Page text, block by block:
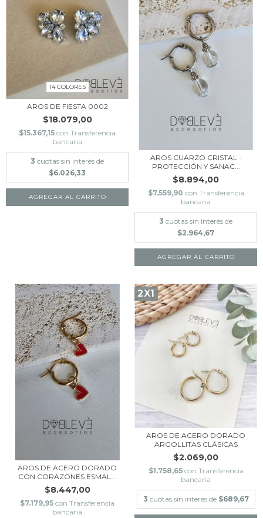
14 COLORES
AROS DE FIESTA 0002
$18.079,00
$15.367,15 con Transferencia
bancaria
3 cuotas sin interés de
$6.026,33
AGREGAR AL CARRITO
AROS CUARZO CRISTAL -
PROTECCIÓN Y SANAC...
$8.894,00
$7.559,90 con Transferencia
bancaria
3 cuotas sin interés de
$2.964,67
AROS DE ACERO DORADO
CON CORAZONES ESMAL...
$8.447,00
$7.179,95 con Transferencia
bancaria
2X1
AROS DE ACERO DORADO
ARGOLLITAS CLÁSICAS
$2.069,00
$1.758,65 con Transferencia
bancaria
3 cuotas sin interés de $689,67